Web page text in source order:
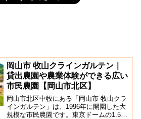
岡山市 牧山クラインガルテン｜
貸出農園や農業体験ができる広い
市民農園【岡山市北区】
岡山市北区中牧にある「岡山市 牧山クラ
インガルテン」は、1996年に開園した大
規模な市民農園です。東京ドームの1.5倍